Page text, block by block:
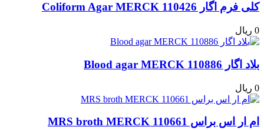
کلی فرم اگار Coliform Agar MERCK 110426
0 ریال
بلاد اگار Blood agar MERCK 110886
0 ریال
ام ار اس براس MRS broth MERCK 110661